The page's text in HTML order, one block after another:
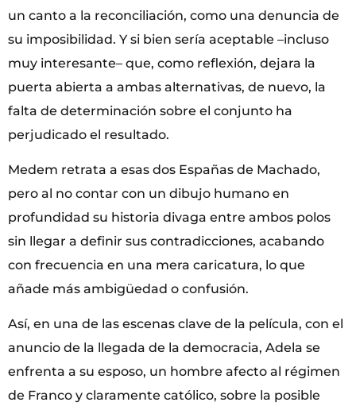
un canto a la reconciliación, como una denuncia de
su imposibilidad. Y si bien sería aceptable –incluso
muy interesante– que, como reflexión, dejara la
puerta abierta a ambas alternativas, de nuevo, la
falta de determinación sobre el conjunto ha
perjudicado el resultado.
Medem retrata a esas dos Españas de Machado,
pero al no contar con un dibujo humano en
profundidad su historia divaga entre ambos polos
sin llegar a definir sus contradicciones, acabando
con frecuencia en una mera caricatura, lo que
añade más ambigüedad o confusión.
Así, en una de las escenas clave de la película, con el
anuncio de la llegada de la democracia, Adela se
enfrenta a su esposo, un hombre afecto al régimen
de Franco y claramente católico, sobre la posible